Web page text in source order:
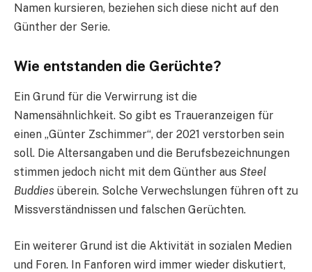
Namen kursieren, beziehen sich diese nicht auf den
Günther der Serie.
Wie entstanden die Gerüchte?
Ein Grund für die Verwirrung ist die
Namensähnlichkeit. So gibt es Traueranzeigen für
einen „Günter Zschimmer“, der 2021 verstorben sein
soll. Die Altersangaben und die Berufsbezeichnungen
stimmen jedoch nicht mit dem Günther aus Steel
Buddies überein. Solche Verwechslungen führen oft zu
Missverständnissen und falschen Gerüchten.
Ein weiterer Grund ist die Aktivität in sozialen Medien
und Foren. In Fanforen wird immer wieder diskutiert,